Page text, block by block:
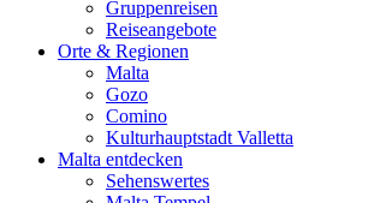
Gruppenreisen
Reiseangebote
Orte & Regionen
Malta
Gozo
Comino
Kulturhauptstadt Valletta
Malta entdecken
Sehenswertes